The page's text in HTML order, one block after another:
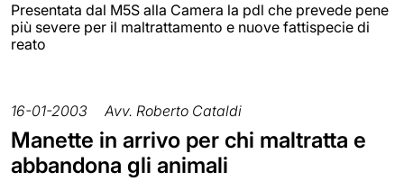
Presentata dal M5S alla Camera la pdl che prevede pene
più severe per il maltrattamento e nuove fattispecie di
reato
16-01-2003 Avv. Roberto Cataldi
Manette in arrivo per chi maltratta e
abbandona gli animali